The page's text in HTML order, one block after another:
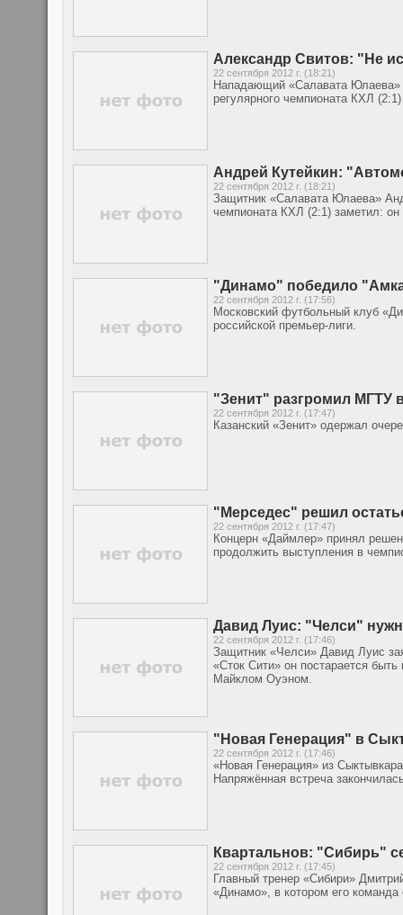
Александр Свитов: "Не
22 сентября 2012 г. (18:21)
Нападающий «Салавата Юлаева»
регулярного чемпионата КХЛ
Андрей Кутейкин:
22 сентября 2012 г. (18:21)
Защитник «Салавата Юлаева»
чемпионата КХЛ (2:1) заметил:
"Динамо" победило
22 сентября 2012 г. (17:56)
Московский футбольный клуб
российской премьер-лиги.
"Зенит" разгромил МГТУ
22 сентября 2012 г. (17:47)
Казанский «Зенит» одержал
"Мерседес" решил
22 сентября 2012 г. (17:47)
Концерн «Даймлер» принял
продолжить выступления в
Давид Луис: "Челси"
22 сентября 2012 г. (17:46)
Защитник «Челси» Давид Луис
«Сток Сити» он постарается
Майклом Оуэном.
"Новая Генерация" в
22 сентября 2012 г. (17:46)
«Новая Генерация» из
Напряжённая встреча
Квартальнов: "Сибирь"
22 сентября 2012 г. (17:45)
Главный тренер «Сибири»
«Динамо», в котором его